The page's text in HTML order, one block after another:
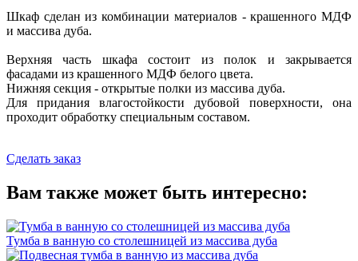
Шкаф сделан из комбинации материалов - крашенного МДФ
и массива дуба.
Верхняя часть шкафа состоит из полок и закрывается
фасадами из крашенного МДФ белого цвета.
Нижняя секция - открытые полки из массива дуба.
Для придания влагостойкости дубовой поверхности, она
проходит обработку специальным составом.
Сделать заказ
Вам также может быть интересно:
Тумба в ванную со столешницей из массива дуба